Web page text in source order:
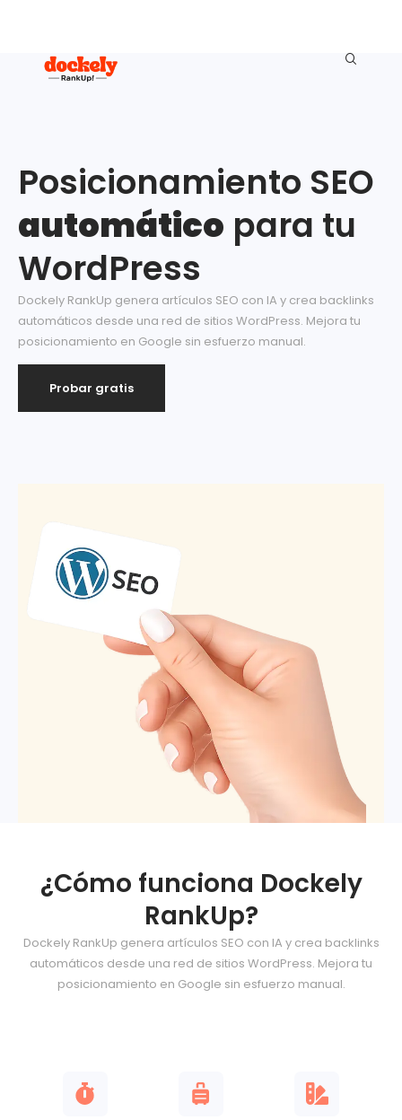
Posicionamiento SEO
automático para tu
WordPress
Dockely RankUp genera artículos SEO con IA y crea backlinks
automáticos desde una red de sitios WordPress. Mejora tu
posicionamiento en Google sin esfuerzo manual.
Probar gratis
¿Cómo funciona Dockely
RankUp?
Dockely RankUp genera artículos SEO con IA y crea backlinks
automáticos desde una red de sitios WordPress. Mejora tu
posicionamiento en Google sin esfuerzo manual.